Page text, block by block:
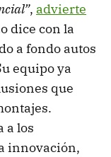
, advierte
dice con la
a fondo autos
equipo ya
que
a los
innovación,